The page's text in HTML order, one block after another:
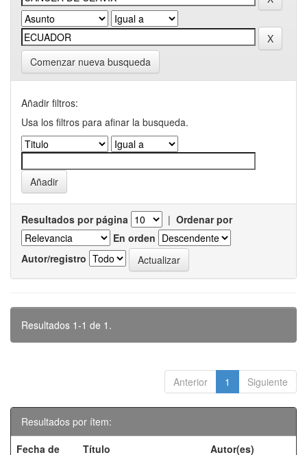
Comenzar nueva busqueda
Añadir filtros:
Usa los filtros para afinar la busqueda.
Resultados por página | Ordenar por
En orden
Autor/registro
Resultados 1-1 de 1.
Anterior 1 Siguiente
Resultados por ítem:
Fecha de
Título Autor(es)